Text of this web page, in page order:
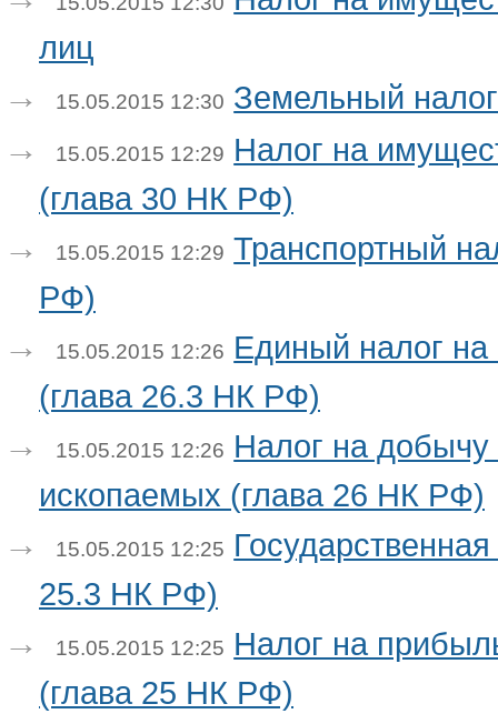
лиц
15.05.2015 12:30 Земельный
15.05.2015 12:29 Налог на
(глава 30 НК РФ)
15.05.2015 12:29 Транспортный
РФ)
15.05.2015 12:26 Единый налог
(глава 26.3 НК РФ)
15.05.2015 12:26 Налог на добычу
ископаемых (глава 26 НК РФ)
15.05.2015 12:25
25.3 НК РФ)
15.05.2015 12:25 Налог на
(глава 25 НК РФ)